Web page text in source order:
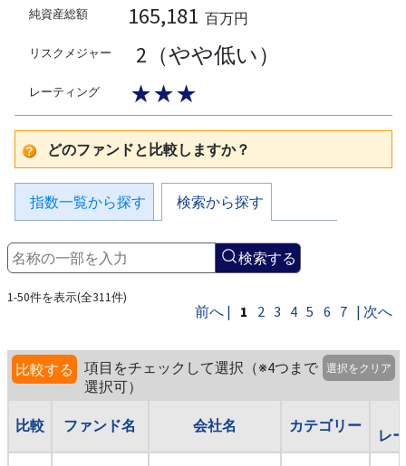
純資産総額 165,181 百万円
リスクメジャー 2（やや低い）
レーティング ★★★
どのファンドと比較しますか？
指数一覧から探す 検索から探す
検索する
1-50件を表示(全311件)
前へ | 1 2 3 4 5 6 7 | 次へ
比較する
項目をチェックして選択（※4つまで
選択可）
選択をクリア
比較 ファンド名 会社名 カテゴリー
レ